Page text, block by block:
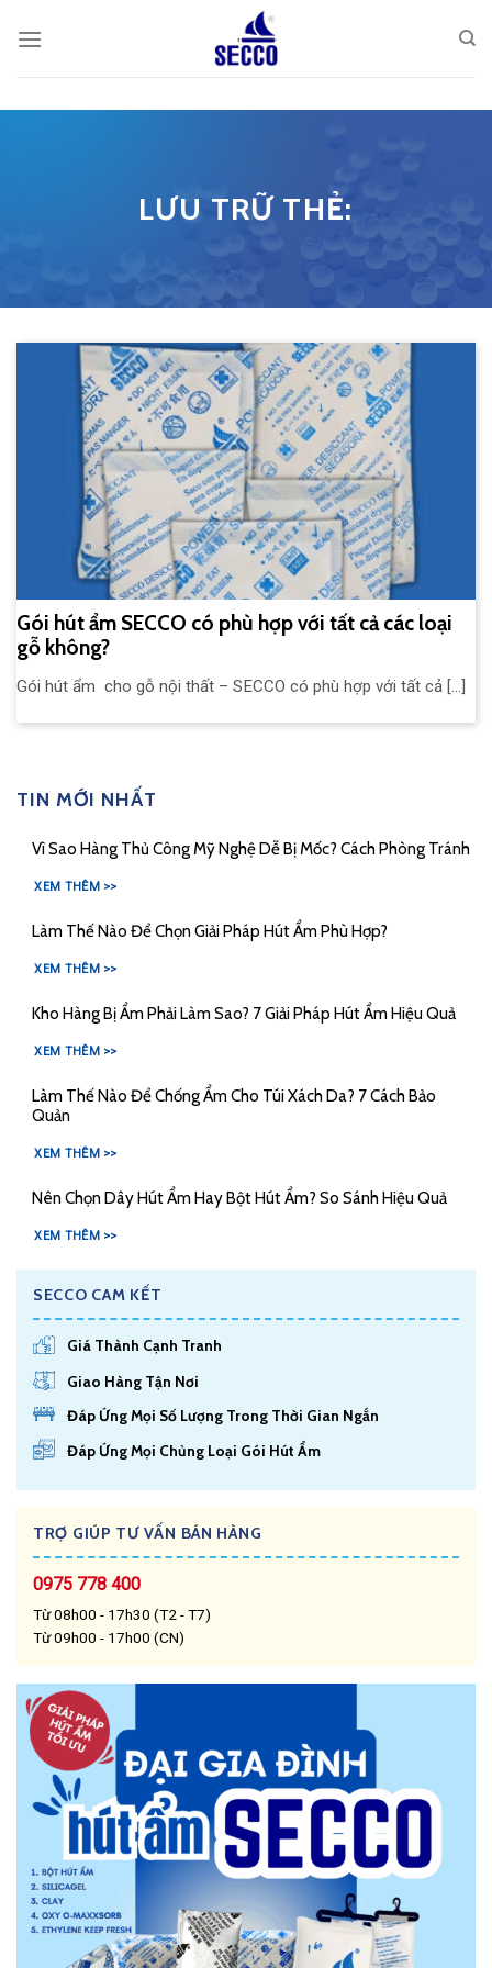
LƯU TRỮ THẺ:
Gói hút ẩm SECCO có phù hợp với tất cả các loại
gỗ không?
Gói hút ẩm cho gỗ nội thất – SECCO có phù hợp với tất cả [...]
TIN MỚI NHẤT
Vì Sao Hàng Thủ Công Mỹ Nghệ Dễ Bị Mốc? Cách Phòng Tránh
XEM THÊM >>
Làm Thế Nào Để Chọn Giải Pháp Hút Ẩm Phù Hợp?
XEM THÊM >>
Kho Hàng Bị Ẩm Phải Làm Sao? 7 Giải Pháp Hút Ẩm Hiệu Quả
XEM THÊM >>
Làm Thế Nào Để Chống Ẩm Cho Túi Xách Da? 7 Cách Bảo
Quản
XEM THÊM >>
Nên Chọn Dây Hút Ẩm Hay Bột Hút Ẩm? So Sánh Hiệu Quả
XEM THÊM >>
SECCO CAM KẾT
Giá Thành Cạnh Tranh
Giao Hàng Tận Nơi
Đáp Ứng Mọi Số Lượng Trong Thời Gian Ngắn
Đáp Ứng Mọi Chủng Loại Gói Hút Ẩm
TRỢ GIÚP TƯ VẤN BÁN HÀNG
0975 778 400
Từ 08h00 - 17h30 (T2 - T7)
Từ 09h00 - 17h00 (CN)